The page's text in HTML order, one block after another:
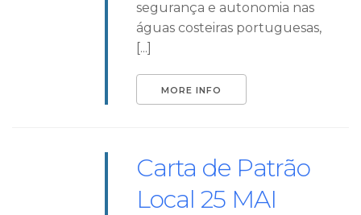
segurança e autonomia nas
águas costeiras portuguesas,
[...]
MORE INFO
Carta de Patrão
Local 25 MAI